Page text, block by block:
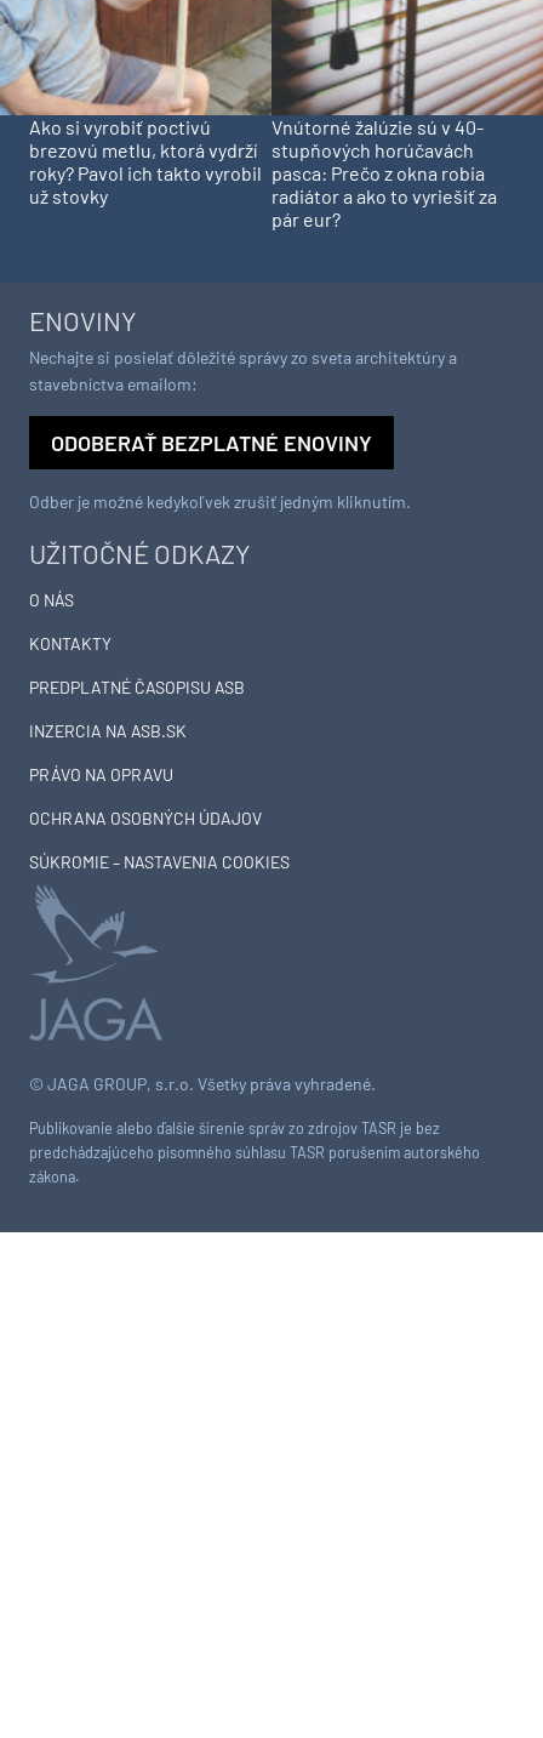
Ako si vyrobiť poctivú
brezovú metlu, ktorá vydrží
roky? Pavol ich takto vyrobil
už stovky
Vnútorné žalúzie sú v 40-
stupňových horúčavách
pasca: Prečo z okna robia
radiátor a ako to vyriešiť za
pár eur?
© JAGA GROUP, s.r.o. Všetky práva vyhradené.
Publikovanie alebo ďalšie šírenie správ zo zdrojov TASR je bez
predchádzajúceho písomného súhlasu TASR porušením autorského
zákona.
UŽITOČNÉ ODKAZY
O NÁS
KONTAKTY
PREDPLATNÉ ČASOPISU ASB
INZERCIA NA ASB.SK
PRÁVO NA OPRAVU
OCHRANA OSOBNÝCH ÚDAJOV
SÚKROMIE – NASTAVENIA COOKIES
ENOVINY
Nechajte si posielať dôležité správy zo sveta architektúry a
stavebníctva emailom:
ODOBERAŤ BEZPLATNÉ ENOVINY
Odber je možné kedykoľvek zrušiť jedným kliknutím.